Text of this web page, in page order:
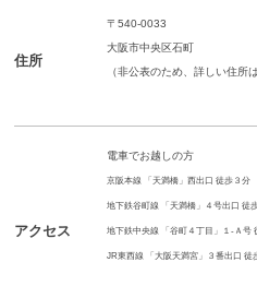
住所
〒540-0033
大阪市中央区石町
（非公表のため、詳しい住所
アクセス
電車でお越しの方
京阪本線 「天満橋」西出口 徒歩３分
地下鉄谷町線 「天満橋」４号出口 徒
地下鉄中央線 「谷町４丁目」１-Ａ号
JR東西線 「大阪天満宮」３番出口 徒